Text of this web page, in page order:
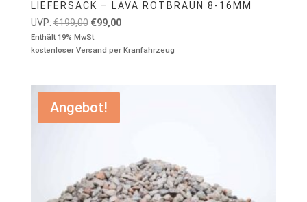
LIEFERSACK – LAVA ROTBRAUN 8-16MM
UVP: €199,00 Ursprünglicher
Preis
war:
€99,00Aktueller
ist:
Enthält 19% MwSt.
kostenloser Versand per Kranfahrzeug
Angebot!